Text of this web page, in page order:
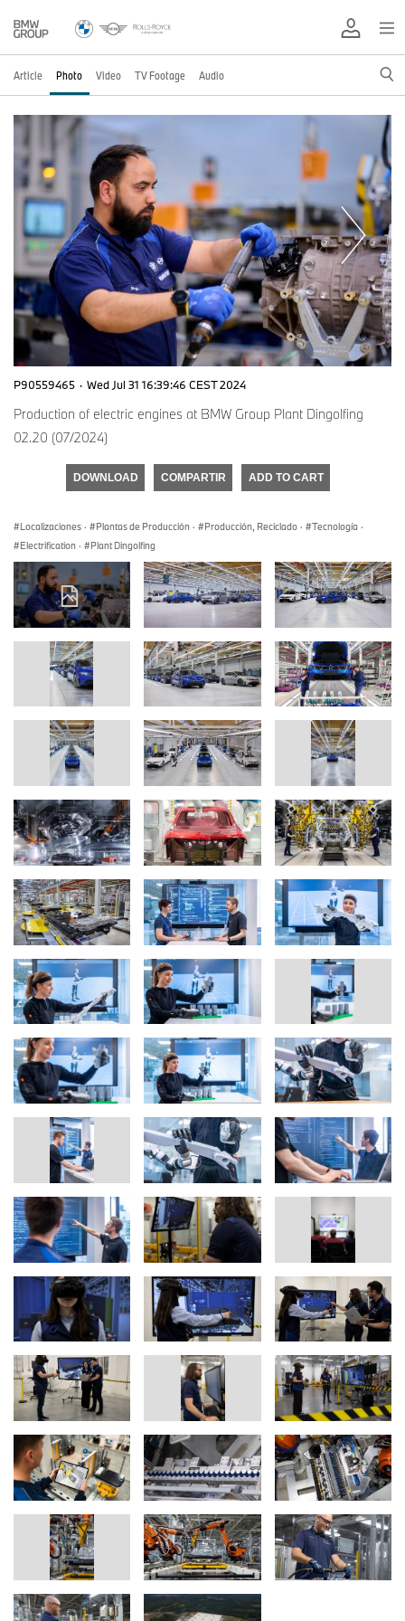
Article Photo Video TV Footage Audio
P90559465 · Wed Jul 31 16:39:46 CEST 2024
Production of electric engines at BMW Group Plant Dingolfing
02.20 (07/2024)
DOWNLOAD COMPARTIR ADD TO CART
Localizaciones · Plantas de Producción · Producción, Reciclado · Tecnología ·
Electrification · Plant Dingolfing